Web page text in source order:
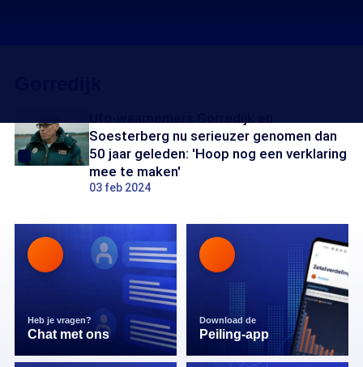
Soesterberg nu serieuzer genomen dan
50 jaar geleden: 'Hoop nog een verklaring
mee te maken'
03 feb 2024
Heb je vragen?
Chat met ons
Download de
Peiling-app